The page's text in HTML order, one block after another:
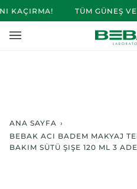
KAÇIRMA! TÜM GÜNEŞ
ANA SAYFA ›
BEBAK ACI BADEM MAKYAJ
BAKIM SÜTÜ ŞIŞE 120 ML 3